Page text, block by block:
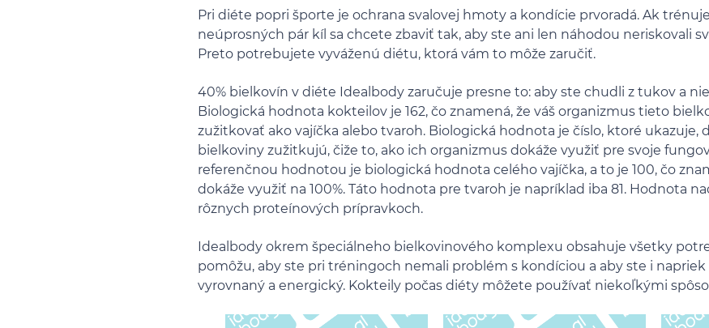
Pri diéte popri športe je ochrana svalovej hmoty a kondície prvoradá. Ak
neúprosných pár kíl sa chcete zbaviť tak, aby ste ani len náhodou neriskovali
Preto potrebujete vyváženú diétu, ktorá vám to môže zaručiť.
40% bielkovín v diéte Idealbody zaručuje presne to: aby ste chudli z tukov a
Biologická hodnota kokteilov je 162, čo znamená, že váš organizmus tieto
zužitkovať ako vajíčka alebo tvaroh. Biologická hodnota je číslo, ktoré ukazuje,
bielkoviny zužitkujú, čiže to, ako ich organizmus dokáže využiť pre svoje
referenčnou hodnotou je biologická hodnota celého vajíčka, a to je 100, čo
dokáže využiť na 100%. Táto hodnota pre tvaroh je napríklad iba 81. Hodnota
rôznych proteínových prípravkoch.
Idealbody okrem špeciálneho bielkovinového komplexu obsahuje všetky
pomôžu, aby ste pri tréningoch nemali problém s kondíciou a aby ste i
vyrovnaný a energický. Kokteily počas diéty môžete používať niekoľkými